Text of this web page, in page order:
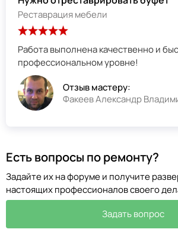
Реставрация мебели
Работа выполнена качественно и
профессиональном уровне!
Отзыв мастеру:
Факеев Александр
Есть вопросы по ремонту?
Задайте их на форуме и получите
настоящих профессионалов своего
Задать вопрос